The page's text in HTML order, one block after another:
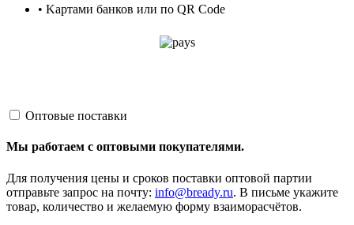
• Kартами банков или по QR Code
Оптовые поставки
Мы работаем с оптовыми покупателями.
Для получения цены и сроков поставки оптовой партии
отправьте запрос на почту: info@bready.ru. В письме укажите
товар, количество и желаемую форму взаиморасчётов.